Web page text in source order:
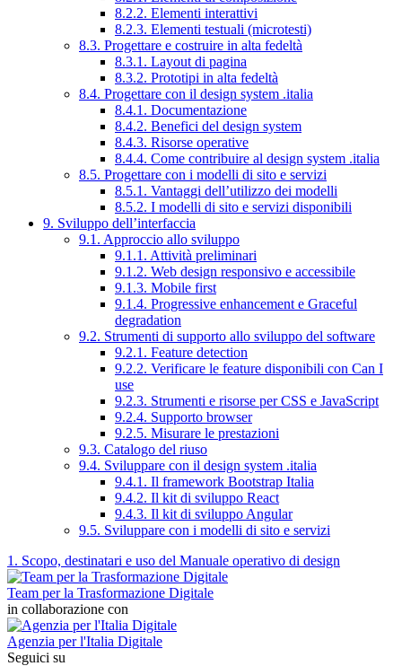
8.2.2. Elementi interattivi
8.2.3. Elementi testuali (microtesti)
8.3. Progettare e costruire in alta fedeltà
8.3.1. Layout di pagina
8.3.2. Prototipi in alta fedeltà
8.4. Progettare con il design system .italia
8.4.1. Documentazione
8.4.2. Benefici del design system
8.4.3. Risorse operative
8.4.4. Come contribuire al design system .italia
8.5. Progettare con i modelli di sito e servizi
8.5.1. Vantaggi dell’utilizzo dei modelli
8.5.2. I modelli di sito e servizi disponibili
9. Sviluppo dell’interfaccia
9.1. Approccio allo sviluppo
9.1.1. Attività preliminari
9.1.2. Web design responsivo e accessibile
9.1.3. Mobile first
9.1.4. Progressive enhancement e Graceful
degradation
9.2. Strumenti di supporto allo sviluppo del software
9.2.1. Feature detection
9.2.2. Verificare le feature disponibili con Can I
use
9.2.3. Strumenti e risorse per CSS e JavaScript
9.2.4. Supporto browser
9.2.5. Misurare le prestazioni
9.3. Catalogo del riuso
9.4. Sviluppare con il design system .italia
9.4.1. Il framework Bootstrap Italia
9.4.2. Il kit di sviluppo React
9.4.3. Il kit di sviluppo Angular
9.5. Sviluppare con i modelli di sito e servizi
1. Scopo, destinatari e uso del Manuale operativo di design
Team per la Trasformazione Digitale
in collaborazione con
Agenzia per l'Italia Digitale
Seguici su